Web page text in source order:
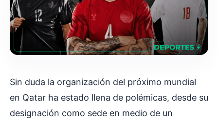
Sin duda la organización del próximo mundial
en Qatar ha estado llena de polémicas, desde su
designación como sede en medio de un